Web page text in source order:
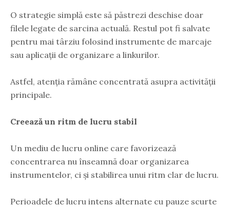
O strategie simplă este să păstrezi deschise doar
filele legate de sarcina actuală. Restul pot fi salvate
pentru mai târziu folosind instrumente de marcaje
sau aplicații de organizare a linkurilor.
Astfel, atenția rămâne concentrată asupra activității
principale.
Creează un ritm de lucru stabil
Un mediu de lucru online care favorizează
concentrarea nu înseamnă doar organizarea
instrumentelor, ci și stabilirea unui ritm clar de lucru.
Perioadele de lucru intens alternate cu pauze scurte